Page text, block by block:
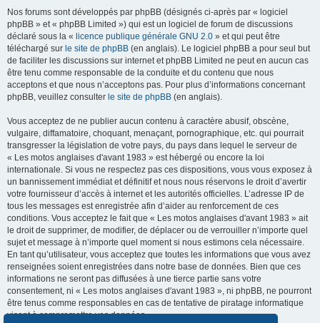
Nos forums sont développés par phpBB (désignés ci-après par « logiciel
phpBB » et « phpBB Limited ») qui est un logiciel de forum de discussions
déclaré sous la « licence publique générale GNU 2.0 » et qui peut être
téléchargé sur le site de phpBB (en anglais). Le logiciel phpBB a pour seul but
de faciliter les discussions sur internet et phpBB Limited ne peut en aucun cas
être tenu comme responsable de la conduite et du contenu que nous
acceptons et que nous n’acceptons pas. Pour plus d’informations concernant
phpBB, veuillez consulter le site de phpBB (en anglais).
Vous acceptez de ne publier aucun contenu à caractère abusif, obscène,
vulgaire, diffamatoire, choquant, menaçant, pornographique, etc. qui pourrait
transgresser la législation de votre pays, du pays dans lequel le serveur de
« Les motos anglaises d'avant 1983 » est hébergé ou encore la loi
internationale. Si vous ne respectez pas ces dispositions, vous vous exposez à
un bannissement immédiat et définitif et nous nous réservons le droit d’avertir
votre fournisseur d’accès à internet et les autorités officielles. L’adresse IP de
tous les messages est enregistrée afin d’aider au renforcement de ces
conditions. Vous acceptez le fait que « Les motos anglaises d'avant 1983 » ait
le droit de supprimer, de modifier, de déplacer ou de verrouiller n’importe quel
sujet et message à n’importe quel moment si nous estimons cela nécessaire.
En tant qu’utilisateur, vous acceptez que toutes les informations que vous avez
renseignées soient enregistrées dans notre base de données. Bien que ces
informations ne seront pas diffusées à une tierce partie sans votre
consentement, ni « Les motos anglaises d'avant 1983 », ni phpBB, ne pourront
être tenus comme responsables en cas de tentative de piratage informatique
visant à compromettre vos données.